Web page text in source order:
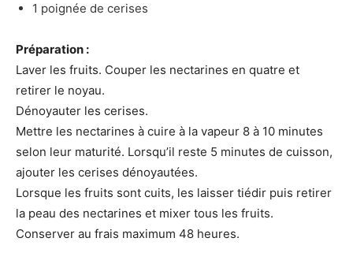
1 poignée de cerises
Préparation :
Laver les fruits. Couper les nectarines en quatre et
retirer le noyau.
Dénoyauter les cerises.
Mettre les nectarines à cuire à la vapeur 8 à 10 minutes
selon leur maturité. Lorsqu’il reste 5 minutes de cuisson,
ajouter les cerises dénoyautées.
Lorsque les fruits sont cuits, les laisser tiédir puis retirer
la peau des nectarines et mixer tous les fruits.
Conserver au frais maximum 48 heures.